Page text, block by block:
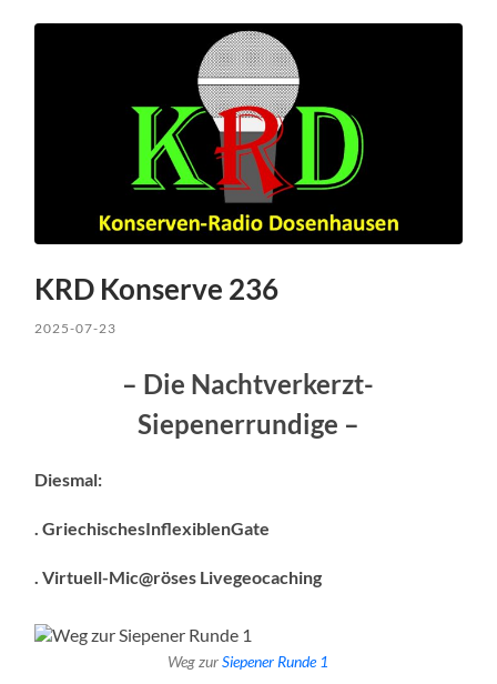
KRD Konserve 236
2025-07-23
– Die Nachtverkerzt-
Siepenerrundige –
Diesmal:
. GriechischesInflexiblenGate
. Virtuell-Mic@röses Livegeocaching
Weg zurSiepener Runde 1